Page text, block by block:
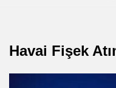
Havai Fişek